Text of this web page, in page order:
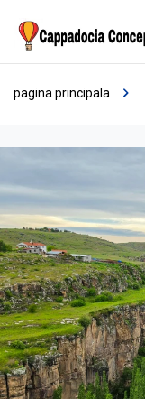
pagina principala